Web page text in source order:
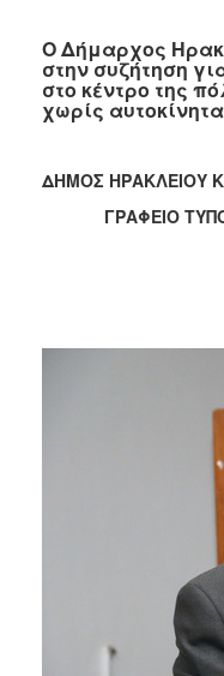
2022
2021
2020
2018
2017
ΕΠΙΣΚΕΠΤΗΣ
Ο Δήμαρχος
στην συζήτηση
στο κέντρο της
χωρίς
ΔΗΜΟΣ ΗΡΑΚΛΕΙΟΥ
ΓΡΑΦΕΙΟ